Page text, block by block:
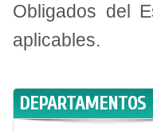
Obligados del
aplicables.
DEPARTAMENTOS